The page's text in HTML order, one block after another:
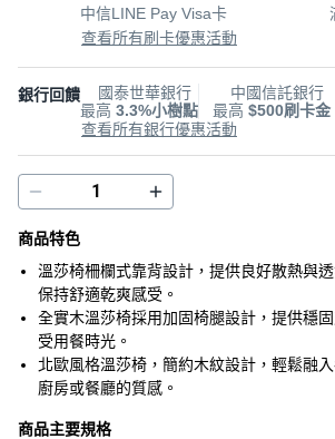
中信LINE Pay Visa卡
查看所有刷卡優惠活動
銀行回饋
國泰世華銀行
最高 3.3%小樹點
中國信託銀行
最高 $500刷卡金
查看所有銀行優惠活動
商品特色
溫莎椅柵欄式靠背設計，提供良好散熱與
保持舒適乾爽感受。
全實木溫莎椅採用加固椅腿設計，提供穩
受用餐時光。
北歐風格溫莎椅，簡約木紋設計，輕鬆融
廚房或餐廳的質感。
商品主要規格